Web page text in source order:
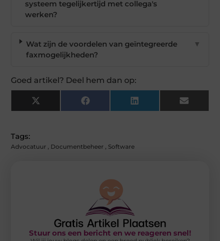
systeem tegelijkertijd met collega's
werken?
Wat zijn de voordelen van geïntegreerde
faxmogelijkheden?
▼
Goed artikel? Deel hem dan op:
X
(Twitter)
Facebook LinkedIn Email
Tags:
Advocatuur , Documentbeheer , Software
Stuur ons een bericht en we reageren snel!